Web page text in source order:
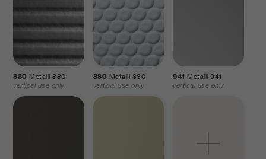
880 Metalli 880
vertical use only
880 Metalli 880
vertical use only
941 Metalli 941
vertical use only